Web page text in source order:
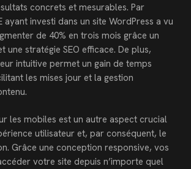
concrets et mesurables. Par
ayant investi dans un site WordPress a vu
de 40% en trois mois grâce un
une stratégie SEO efficace. De plus,
intuitive permet un gain de temps
les mises jour et la gestion
les mobiles est un autre aspect crucial
utilisateur et, par conséquent, le
Grâce une conception responsive, vos
votre site depuis n’importe quel